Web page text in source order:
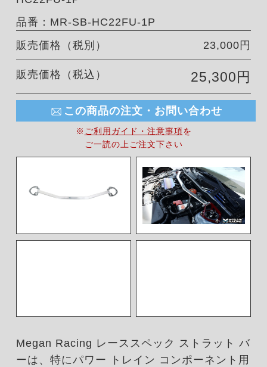
品番：MR-SB-HC22FU-1P
販売価格（税別）
23,000円
販売価格（税込） 25,300円
この商品の注文・お問い合わせ
※ ご利用ガイド・注意事項を
ご一読の上ご注文下さい
Megan Racing レーススペック ストラット バ
ーは、特にパワー トレイン コンポーネント用